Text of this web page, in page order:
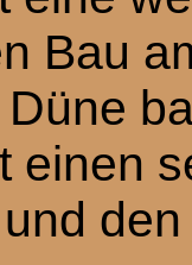
Bau
einen